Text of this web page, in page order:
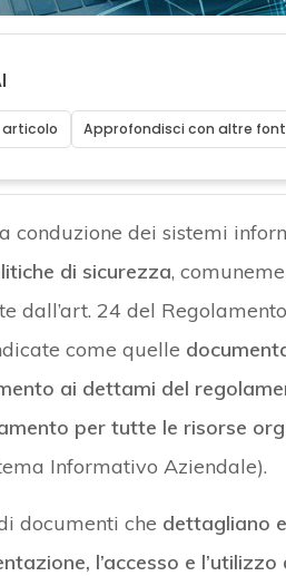
articolo Approfondisci con altre
conduzione dei sistemi
di sicurezza,
dall’art. 24 del
come quelle
ai dettami del
per tutte le risorse
Informativo Aziendale).
documenti che dettagliano
l’accesso e